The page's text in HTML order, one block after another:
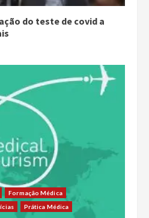
do teste de covid a
Formação Médica
Prática Médica